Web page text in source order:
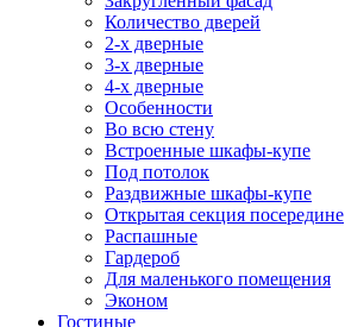
Количество дверей
2-х дверные
3-х дверные
4-х дверные
Особенности
Во всю стену
Встроенные шкафы-купе
Под потолок
Раздвижные шкафы-купе
Открытая секция посередине
Распашные
Гардероб
Для маленького помещения
Эконом
Гостиные